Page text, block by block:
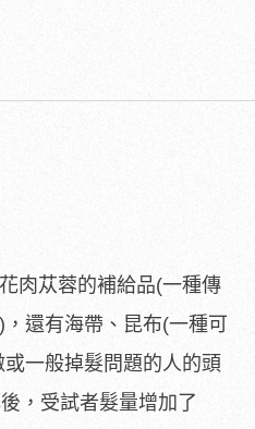
肉苁蓉的補給品(一種傳
還有海帶、昆布(一種可
一般掉髮問題的人的頭
，受試者髮量增加了